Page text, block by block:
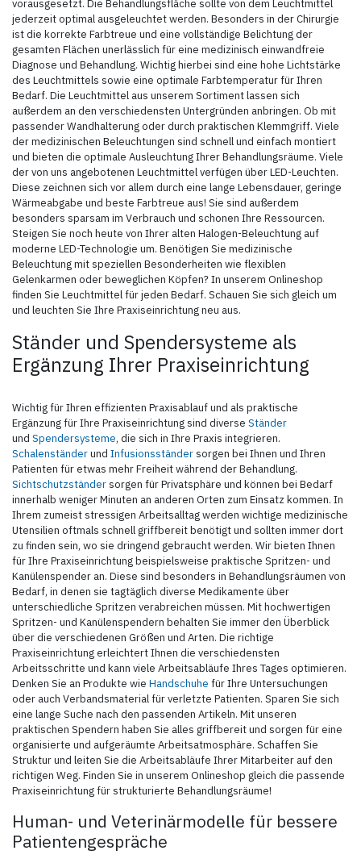
vorausgesetzt. Die Behandlungsfläche sollte von dem Leuchtmittel
jederzeit optimal ausgeleuchtet werden. Besonders in der Chirurgie
ist die korrekte Farbtreue und eine vollständige Belichtung der
gesamten Flächen unerlässlich für eine medizinisch einwandfreie
Diagnose und Behandlung. Wichtig hierbei sind eine hohe Lichtstärke
des Leuchtmittels sowie eine optimale Farbtemperatur für Ihren
Bedarf. Die Leuchtmittel aus unserem Sortiment lassen sich
außerdem an den verschiedensten Untergründen anbringen. Ob mit
passender Wandhalterung oder durch praktischen Klemmgriff. Viele
der medizinischen Beleuchtungen sind schnell und einfach montiert
und bieten die optimale Ausleuchtung Ihrer Behandlungsräume. Viele
der von uns angebotenen Leuchtmittel verfügen über LED-Leuchten.
Diese zeichnen sich vor allem durch eine lange Lebensdauer, geringe
Wärmeabgabe und beste Farbtreue aus! Sie sind außerdem
besonders sparsam im Verbrauch und schonen Ihre Ressourcen.
Steigen Sie noch heute von Ihrer alten Halogen-Beleuchtung auf
moderne LED-Technologie um. Benötigen Sie medizinische
Beleuchtung mit speziellen Besonderheiten wie flexiblen
Gelenkarmen oder beweglichen Köpfen? In unserem Onlineshop
finden Sie Leuchtmittel für jeden Bedarf. Schauen Sie sich gleich um
und leuchten Sie Ihre Praxiseinrichtung neu aus.
Ständer und Spendersysteme als
Ergänzung Ihrer Praxiseinrichtung
Wichtig für Ihren effizienten Praxisablauf und als praktische
Ergänzung für Ihre Praxiseinrichtung sind diverse Ständer
und Spendersysteme, die sich in Ihre Praxis integrieren.
Schalenständerund Infusionsständersorgen bei Ihnen und Ihren
Patienten für etwas mehr Freiheit während der Behandlung.
Sichtschutzständersorgen für Privatsphäre und können bei Bedarf
innerhalb weniger Minuten an anderen Orten zum Einsatz kommen. In
Ihrem zumeist stressigen Arbeitsalltag werden wichtige medizinische
Utensilien oftmals schnell griffbereit benötigt und sollten immer dort
zu finden sein, wo sie dringend gebraucht werden. Wir bieten Ihnen
für Ihre Praxiseinrichtung beispielsweise praktische Spritzen- und
Kanülenspender an. Diese sind besonders in Behandlungsräumen von
Bedarf, in denen sie tagtäglich diverse Medikamente über
unterschiedliche Spritzen verabreichen müssen. Mit hochwertigen
Spritzen- und Kanülenspendern behalten Sie immer den Überblick
über die verschiedenen Größen und Arten. Die richtige
Praxiseinrichtung erleichtert Ihnen die verschiedensten
Arbeitsschritte und kann viele Arbeitsabläufe Ihres Tages optimieren.
Denken Sie an Produkte wie Handschuhe für Ihre Untersuchungen
oder auch Verbandsmaterial für verletzte Patienten. Sparen Sie sich
eine lange Suche nach den passenden Artikeln. Mit unseren
praktischen Spendern haben Sie alles griffbereit und sorgen für eine
organisierte und aufgeräumte Arbeitsatmosphäre. Schaffen Sie
Struktur und leiten Sie die Arbeitsabläufe Ihrer Mitarbeiter auf den
richtigen Weg. Finden Sie in unserem Onlineshop gleich die passende
Praxiseinrichtung für strukturierte Behandlungsräume!
Human- und Veterinärmodelle für bessere
Patientengespräche